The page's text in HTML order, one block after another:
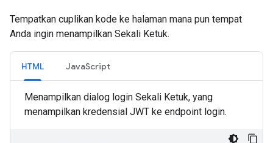
Tempatkan cuplikan kode ke halaman mana pun tempat
Anda ingin menampilkan Sekali Ketuk.
HTML JavaScript
Menampilkan dialog login Sekali Ketuk, yang
menampilkan kredensial JWT ke endpoint login.